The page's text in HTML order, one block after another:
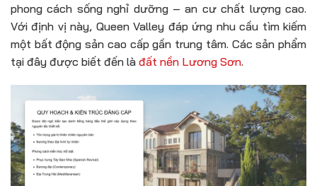
phong cách sống nghỉ dưỡng – an cư chất lượng cao.
Với định vị này, Queen Valley đáp ứng nhu cầu tìm kiếm
một bất động sản cao cấp gần trung tâm. Các sản phẩm
tại đây được biết đến là đất nền Lương Sơn.